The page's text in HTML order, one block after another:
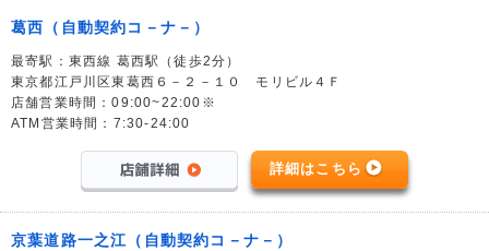
葛西（自動契約コ－ナ－）
最寄駅：東西線 葛西駅（徒歩2分）
東京都江戸川区東葛西６－２－１０ モリビル４Ｆ
店舗営業時間：09:00~22:00※
ATM営業時間：7:30-24:00
詳細はこちら
京葉道路一之江（自動契約コ－ナ－）